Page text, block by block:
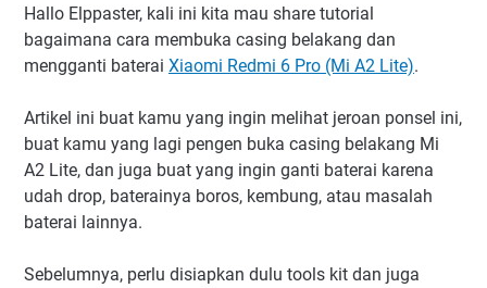
Hallo Elppaster, kali ini kita mau share tutorial
bagaimana cara membuka casing belakang dan
mengganti baterai Xiaomi Redmi 6 Pro (Mi A2 Lite).
Artikel ini buat kamu yang ingin melihat jeroan ponsel ini,
buat kamu yang lagi pengen buka casing belakang Mi
A2 Lite, dan juga buat yang ingin ganti baterai karena
udah drop, baterainya boros, kembung, atau masalah
baterai lainnya.
Sebelumnya, perlu disiapkan dulu tools kit dan juga